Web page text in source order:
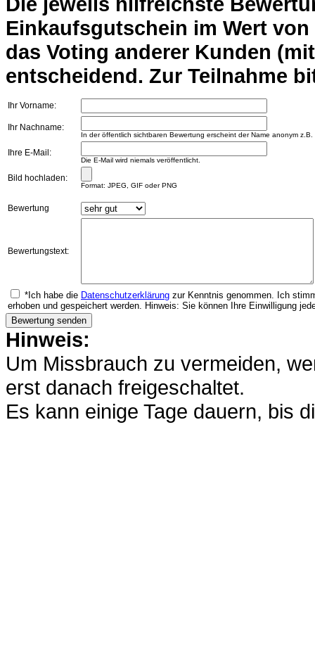
Einkaufsgutschein im Wert
das Voting anderer Kunden
entscheidend. Zur Teilnahme
Ihr Vorname:
Ihr Nachname:
In der öffentlich sichtbaren Bewertung erscheint der Name anonym
Ihre E-Mail:
Die E-Mail wird niemals veröffentlicht.
Bild hochladen:
Format: JPEG, GIF oder PNG
Bewertung
Bewertungstext:
*Ich habe die Datenschutzerklärung zur Kenntnis genommen. Ich
erhoben und gespeichert werden. Hinweis: Sie können Ihre Einwilligung
Hinweis:
Um Missbrauch zu vermeiden,
erst danach freigeschaltet.
Es kann einige Tage dauern, bis